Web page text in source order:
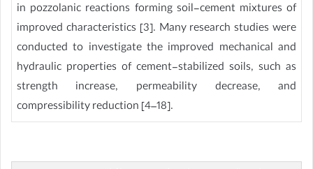
in pozzolanic reactions forming soil-cement mixtures of
improved characteristics [3]. Many research studies were
conducted to investigate the improved mechanical and
hydraulic properties of cement-stabilized soils, such as
strength increase, permeability decrease, and
compressibility reduction [4–18].